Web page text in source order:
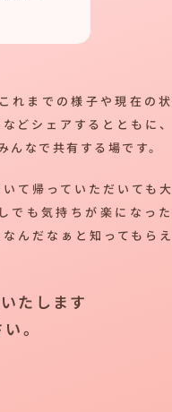
れまでの様子や現在の状
どシェアするとともに、
なで共有する場です。
て帰っていただいても大
でも気持ちが楽になった
んだなぁと知ってもらえ
たします
。